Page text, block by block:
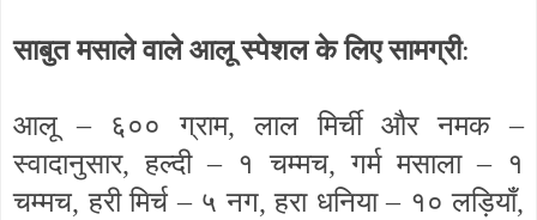
साबुत मसाले वाले आलू स्पेशल के लिए सामग्री:
आलू – ६०० ग्राम, लाल मिर्ची और नमक –
स्वादानुसार, हल्दी – १ चम्मच, गर्म मसाला – १
चम्मच, हरी मिर्च – ५ नग, हरा धनिया – १० लड़ियाँ,